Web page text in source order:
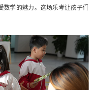
数学的魅力。这场乐考让孩子们